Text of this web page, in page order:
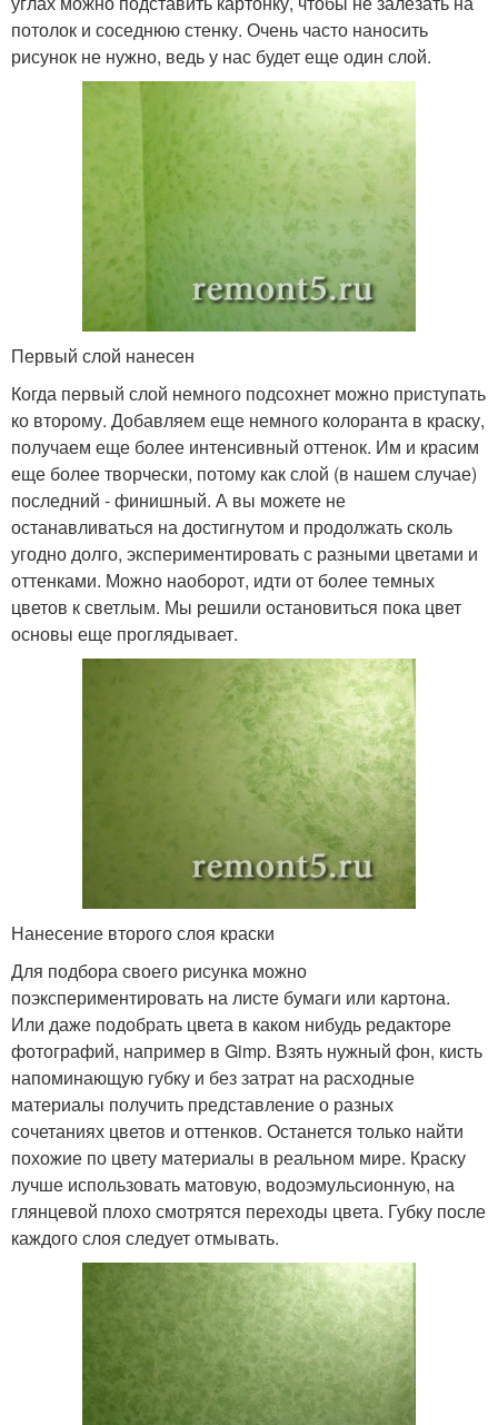
потолок и соседнюю стенку. Очень часто наносить
рисунок не нужно, ведь у нас будет еще один слой.
Первый слой нанесен
Когда первый слой немного подсохнет можно приступать
ко второму. Добавляем еще немного колоранта в краску,
получаем еще более интенсивный оттенок. Им и красим
еще более творчески, потому как слой (в нашем случае)
последний - финишный. А вы можете не
останавливаться на достигнутом и продолжать сколь
угодно долго, экспериментировать с разными цветами и
оттенками. Можно наоборот, идти от более темных
цветов к светлым. Мы решили остановиться пока цвет
основы еще проглядывает.
Нанесение второго слоя краски
Для подбора своего рисунка можно
поэкспериментировать на листе бумаги или картона.
Или даже подобрать цвета в каком нибудь редакторе
фотографий, например в Gimp. Взять нужный фон, кисть
напоминающую губку и без затрат на расходные
материалы получить представление о разных
сочетаниях цветов и оттенков. Останется только найти
похожие по цвету материалы в реальном мире. Краску
лучше использовать матовую, водоэмульсионную, на
глянцевой плохо смотрятся переходы цвета. Губку после
каждого слоя следует отмывать.